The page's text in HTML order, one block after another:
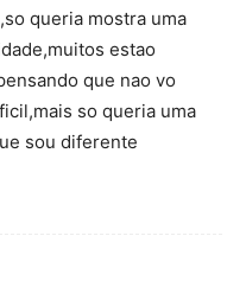
queria mostra uma
estao
que nao vo
so queria uma
sou diferente